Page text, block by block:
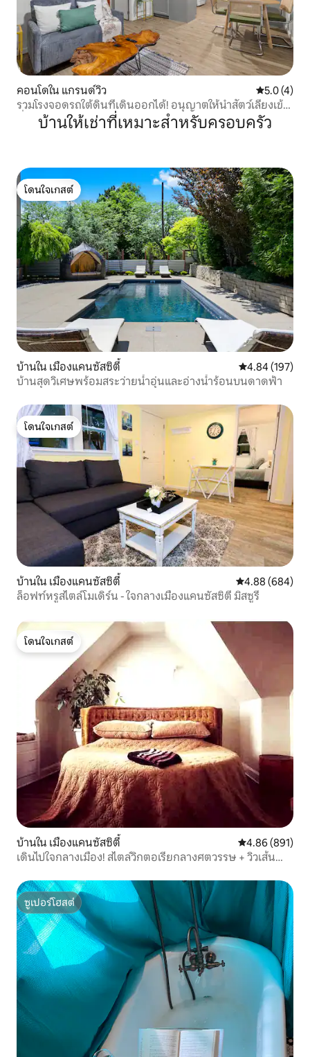
คอนโดใน แกรนด์วิว คะแนนเฉลี่
5.0 (4)
รวมโรงจอดรถใต้ดินที่เดินออกได้! อนุญาตให้นำสัตว์เลี้ยงเข้า
ที่พัก!บ้านให้เช่าที่เหมาะสำหรับครอบครัว
โดนใจเกสต์
โดนใจเกสต์
บ้านใน เมืองแคนซัสซิตี้ คะแนนเฉลี่ย
4.84 (197)
บ้านสุดวิเศษพร้อมสระว่ายน้ำอุ่นและอ่างน้ำร้อนบนดาดฟ้า
โดนใจเกสต์
โดนใจเกสต์
บ้านใน เมืองแคนซัสซิตี้ คะแนนเฉลี่ย
4.88 (684)
ล็อฟท์หรูสไตล์โมเดิร์น - ใจกลางเมืองแคนซัสซิตี มิสซูรี
โดนใจเกสต์
โดนใจเกสต์
บ้านใน เมืองแคนซัสซิตี้ คะแนนเฉลี่ย
4.86 (891)
เดินไปใจกลางเมือง! สไตล์วิกตอเรียกลางศตวรรษ + วิวเส้น
ซูเปอร์โฮสต์
ซูเปอร์โฮสต์